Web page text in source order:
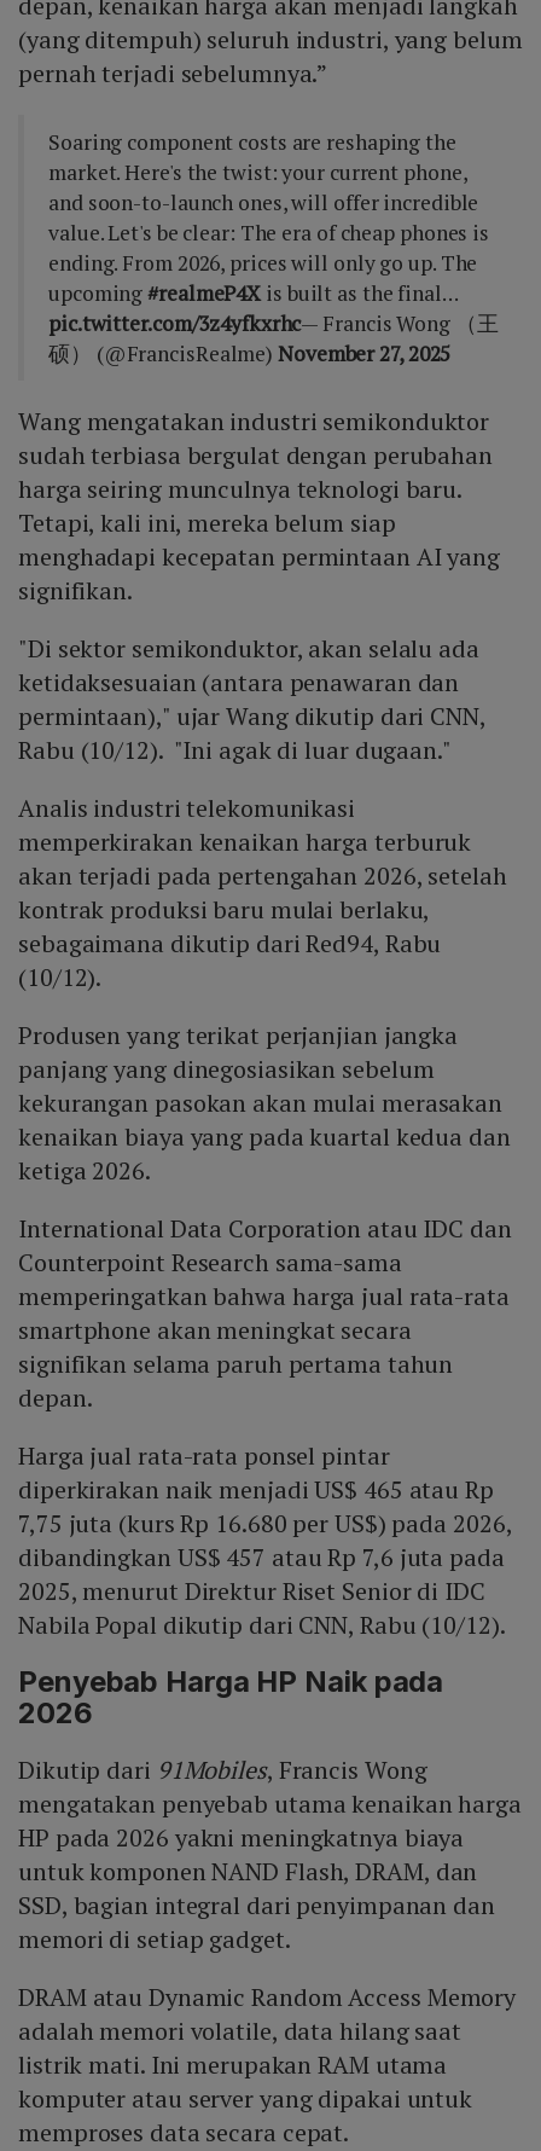
(yang ditempuh) seluruh industri, yang belum
pernah terjadi sebelumnya.”
Soaring component costs are reshaping the
market. Here's the twist: your current phone,
and soon-to-launch ones, will offer incredible
value. Let's be clear: The era of cheap phones is
ending. From 2026, prices will only go up. The
upcoming#realmeP4Xis built as the final…
pic.twitter.com/3z4yfkxrhc— Francis Wong （王
硕） (@FrancisRealme) November 27, 2025
Wang mengatakan industri semikonduktor
sudah terbiasa bergulat dengan perubahan
harga seiring munculnya teknologi baru.
Tetapi, kali ini, mereka belum siap
menghadapi kecepatan permintaan AI yang
signifikan.
"Di sektor semikonduktor, akan selalu ada
ketidaksesuaian (antara penawaran dan
permintaan)," ujar Wang dikutip dari CNN,
Rabu (10/12). "Ini agak di luar dugaan."
Analis industri telekomunikasi
memperkirakan kenaikan harga terburuk
akan terjadi pada pertengahan 2026, setelah
kontrak produksi baru mulai berlaku,
sebagaimana dikutip dari Red94, Rabu
(10/12).
Produsen yang terikat perjanjian jangka
panjang yang dinegosiasikan sebelum
kekurangan pasokan akan mulai merasakan
kenaikan biaya yang pada kuartal kedua dan
ketiga 2026.
International Data Corporation atau IDC dan
Counterpoint Research sama-sama
memperingatkan bahwa harga jual rata-rata
smartphone akan meningkat secara
signifikan selama paruh pertama tahun
depan.
Harga jual rata-rata ponsel pintar
diperkirakan naik menjadi US$ 465 atau Rp
7,75 juta (kurs Rp 16.680 per US$) pada 2026,
dibandingkan US$ 457 atau Rp 7,6 juta pada
2025, menurut Direktur Riset Senior di IDC
Nabila Popal dikutip dari CNN, Rabu (10/12).
Penyebab Harga HP Naik pada
2026
Dikutip dari 91Mobiles, Francis Wong
mengatakan penyebab utama kenaikan harga
HP pada 2026 yakni meningkatnya biaya
untuk komponen NAND Flash, DRAM, dan
SSD, bagian integral dari penyimpanan dan
memori di setiap gadget.
DRAM atau Dynamic Random Access Memory
adalah memori volatile, data hilang saat
listrik mati. Ini merupakan RAM utama
komputer atau server yang dipakai untuk
memproses data secara cepat.